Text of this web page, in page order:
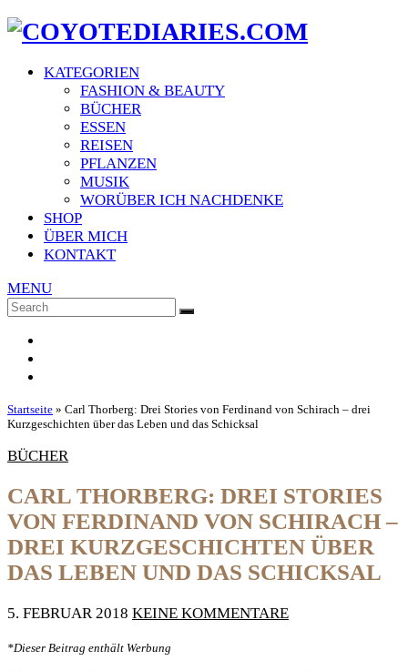
KATEGORIEN
FASHION & BEAUTY
BÜCHER
ESSEN
REISEN
PFLANZEN
MUSIK
WORÜBER ICH NACHDENKE
SHOP
ÜBER MICH
KONTAKT
MENU
Search
SEARCH
Startseite » Carl Thorberg: Drei Stories von Ferdinand von Schirach – drei
Kurzgeschichten über das Leben und das Schicksal
BÜCHER
CARL THORBERG: DREI STORIES
VON FERDINAND VON SCHIRACH –
DREI KURZGESCHICHTEN ÜBER
DAS LEBEN UND DAS SCHICKSAL
5. FEBRUAR 2018 KEINE KOMMENTARE
*Dieser Beitrag enthält Werbung